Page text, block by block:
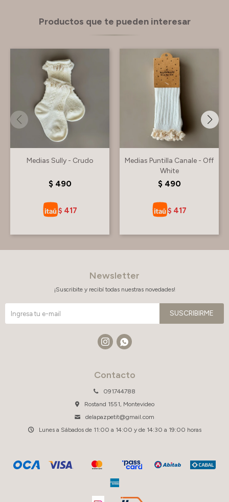
Productos que te pueden interesar
Medias Sully - Crudo
$ 490
$ 417
Medias Puntilla Canale - Off
White
$ 490
$ 417
Contacto
091744788
Rostand 1551, Montevideo
delapazpetit@gmail.com
Lunes a Sábados de 11:00 a 14:00 y de 14:30 a 19:00 horas
Newsletter
¡Suscribite y recibí todas nuestras novedades!
SUSCRIBIRME
 